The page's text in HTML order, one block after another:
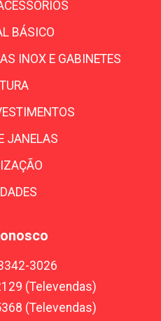
BÁSICO
INOX E GABINETES
JANELAS
3026
(Televendas)
(Televendas)